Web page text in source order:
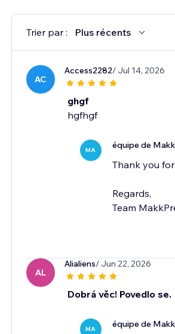
Trier par : Plus récents
AC
Access2282/ Jul 14, 2026
ghgf
hgfhgf
MA équipe de
Thank you
Regards,
Team
AL
Alialiens/ Jun 22, 2026
Dobrá věc! Povedlo se.
MA équipe de